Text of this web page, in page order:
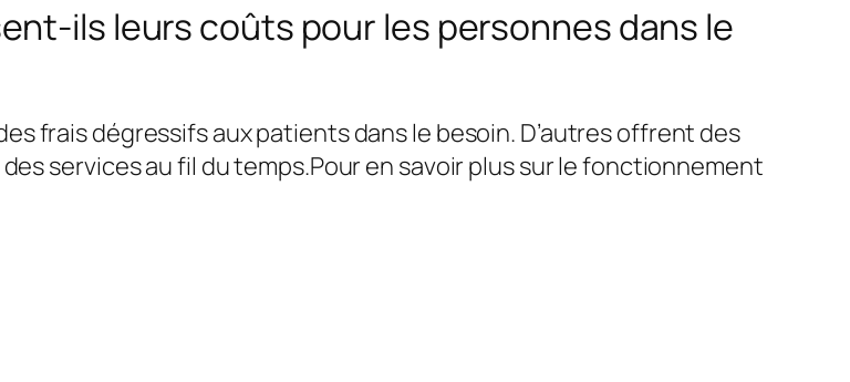
ils leurs coûts pour les personnes dans le
frais dégressifs aux patients dans le besoin. D’autres offrent des
services au fil du temps.Pour en savoir plus sur le fonctionnement